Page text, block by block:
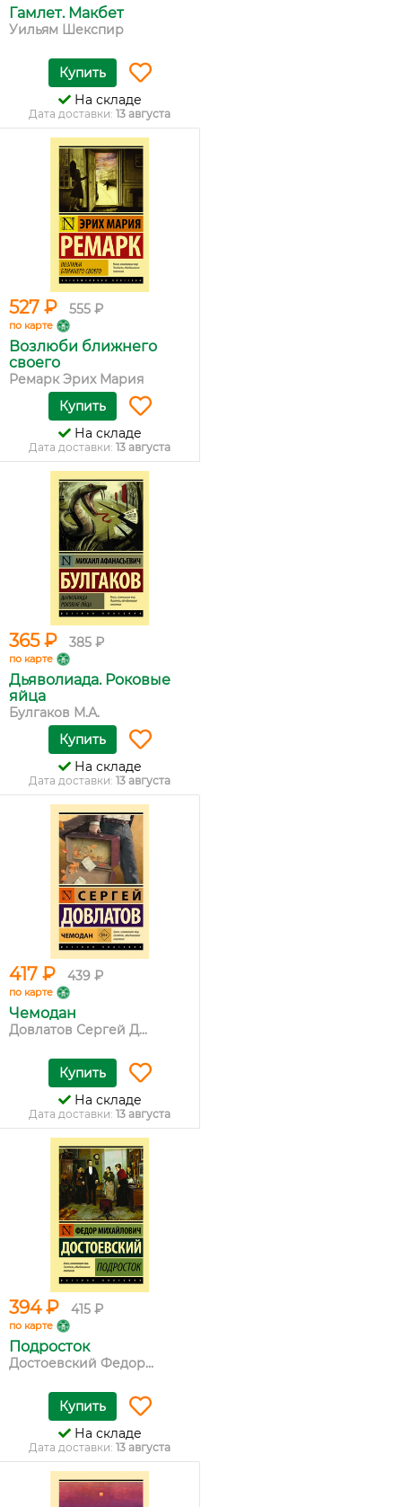
Гамлет. Макбет
Уильям Шекспир
Купить
На складе
Дата доставки: 13 августа
527 ₽ 555 ₽
по карте
Возлюби ближнего
своего
Ремарк Эрих Мария
Купить
На складе
Дата доставки: 13 августа
365 ₽ 385 ₽
по карте
Дьяволиада. Роковые
яйца
Булгаков М.А.
Купить
На складе
Дата доставки: 13 августа
417 ₽ 439 ₽
по карте
Чемодан
Довлатов Сергей Д...
Купить
На складе
Дата доставки: 13 августа
394 ₽ 415 ₽
по карте
Подросток
Достоевский Федор...
Купить
На складе
Дата доставки: 13 августа